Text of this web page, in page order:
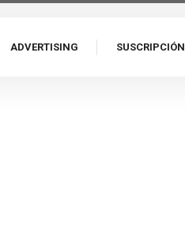
ADVERTISING SUSCRIPCIÓN